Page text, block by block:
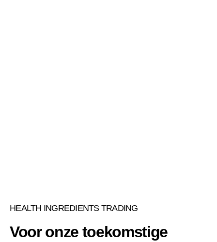
HEALTH INGREDIENTS TRADING
Voor onze toekomstige